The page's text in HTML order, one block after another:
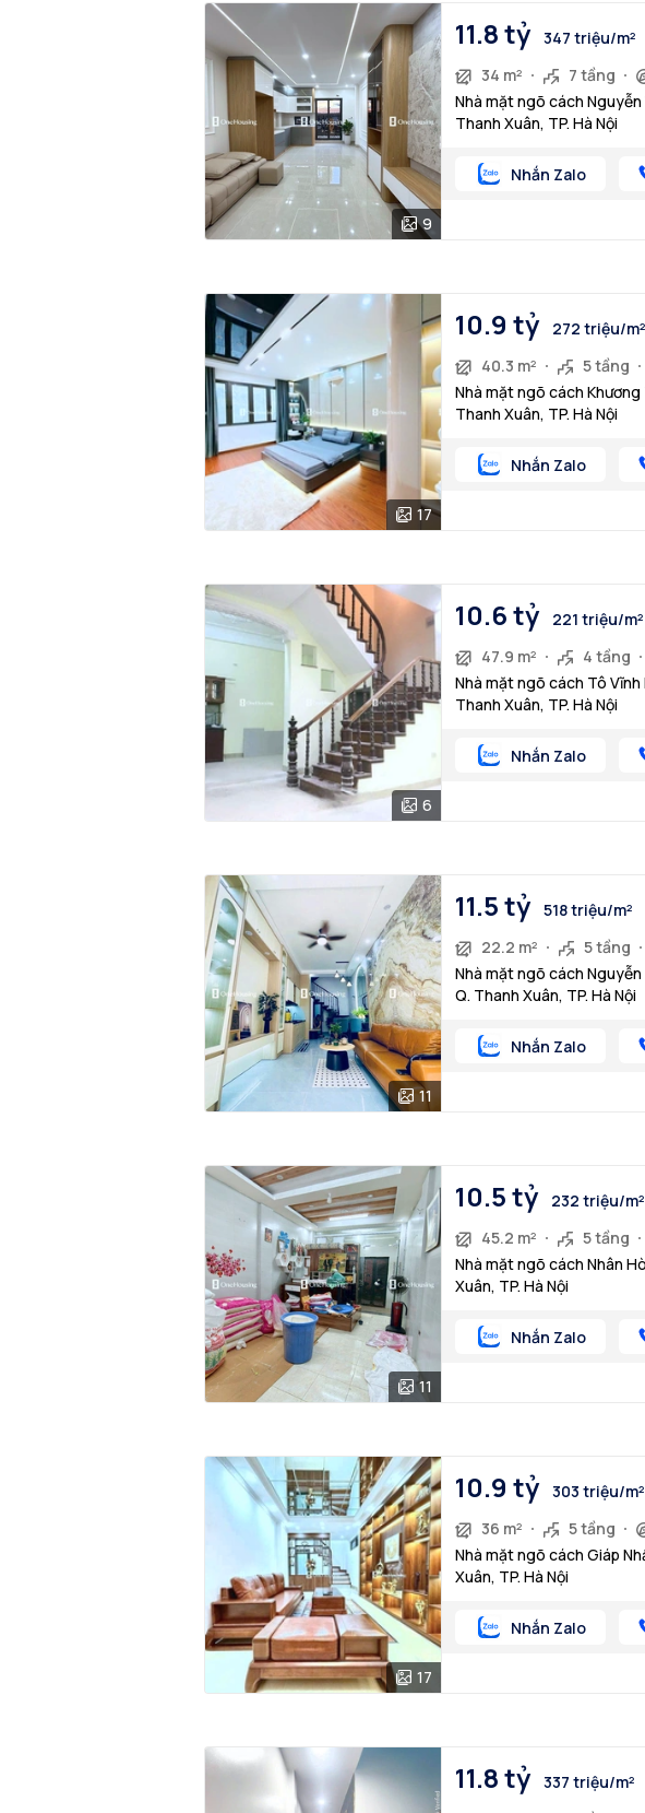
9
11.8 tỷ
347 triệu/m²
34 m²
7 tầng
Nhà mặt ngõ cách Nguyễn
Thanh Xuân, TP. Hà Nội
Nhắn Zalo
17
10.9 tỷ
272 triệu/m²
40.3 m²
5 tầng
Nhà mặt ngõ cách Khương
Thanh Xuân, TP. Hà Nội
Nhắn Zalo
6
10.6 tỷ
221 triệu/m²
47.9 m²
4 tầng
Nhà mặt ngõ cách Tô Vĩnh
Thanh Xuân, TP. Hà Nội
Nhắn Zalo
11
11.5 tỷ
518 triệu/m²
22.2 m²
5 tầng
Nhà mặt ngõ cách Nguyễn
Q. Thanh Xuân, TP. Hà Nội
Nhắn Zalo
11
10.5 tỷ
232 triệu/m²
45.2 m²
5 tầng
Nhà mặt ngõ cách Nhân
Xuân, TP. Hà Nội
Nhắn Zalo
17
10.9 tỷ
303 triệu/m²
36 m²
5 tầng
Nhà mặt ngõ cách Giáp
Xuân, TP. Hà Nội
Nhắn Zalo
11.8 tỷ
337 triệu/m²